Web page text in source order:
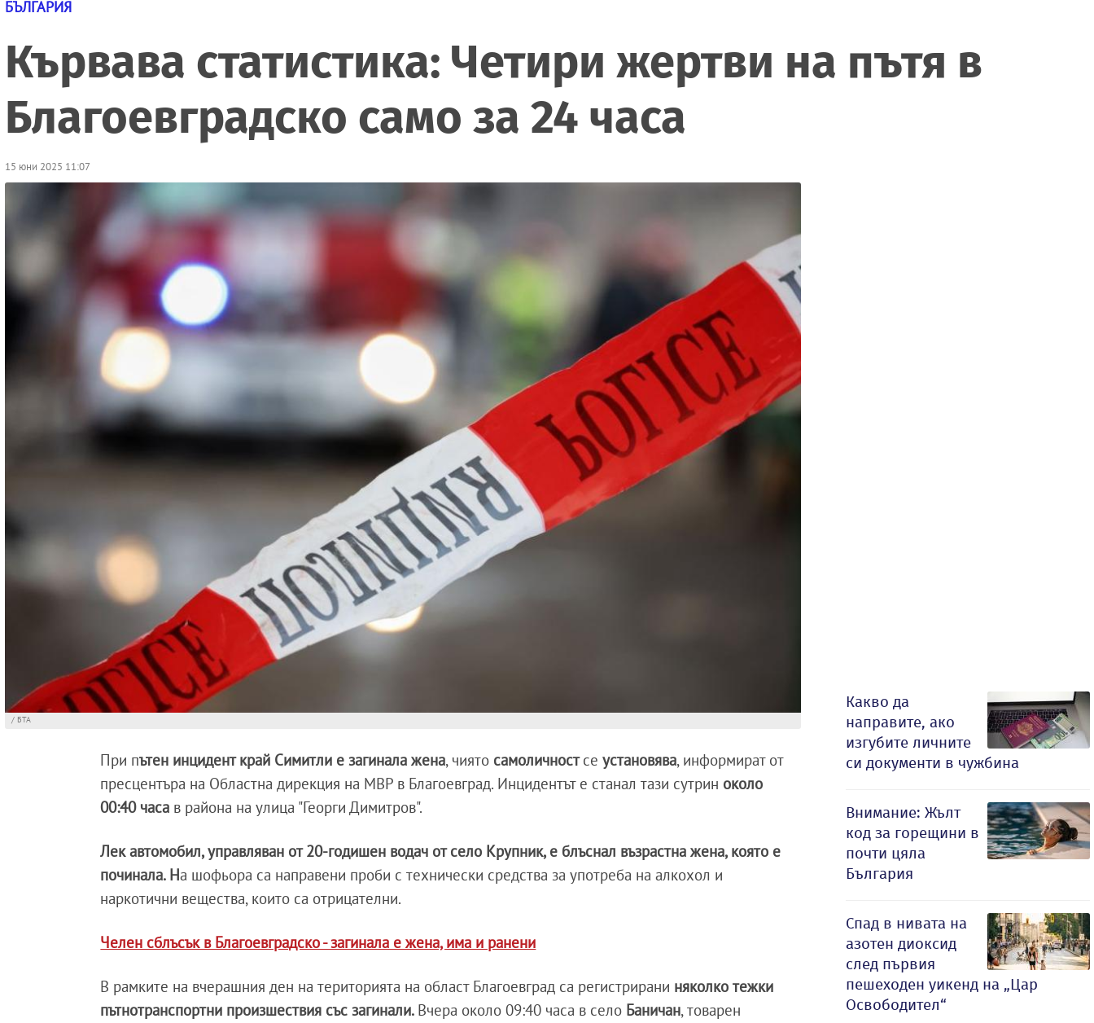
БЪЛГАРИЯ
Кървава статистика: Четири жертви на пътя в
Благоевградско само за 24 часа
15 юни 2025 11:07
/ БТА
При пътен инцидент край Симитли е загинала жена, чиято самоличностсеустановява, информират от
пресцентъра на Областна дирекция на МВР в Благоевград. Инцидентът е станал тази сутрин около
00:40 часа в района на улица "Георги Димитров".
Лек автомобил, управляван от 20-годишен водач от село Крупник, е блъснал възрастна жена, която е
починала. На шофьора са направени проби с технически средства за употреба на алкохол и
наркотични вещества, които са отрицателни.
Челен сблъсък в Благоевградско - загинала е жена, има и ранени
В рамките на вчерашния ден на територията на област Благоевград са регистрирани няколко тежки
пътнотранспортни произшествия със загинали. Вчера около 09:40 часа в село Баничан, товарен
Какво да
направите, ако
изгубите личните
си документи в чужбина
Внимание: Жълт
код за горещини в
почти цяла
България
Спад в нивата на
азотен диоксид
след първия
пешеходен уикенд на „Цар
Освободител“